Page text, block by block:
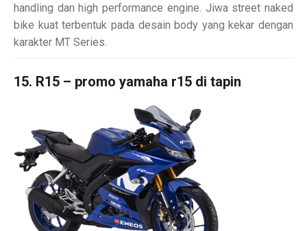
handling dan high performance engine. Jiwa street naked
bike kuat terbentuk pada desain body yang kekar dengan
karakter MT Series.
15. R15 – promo yamaha r15 di tapin